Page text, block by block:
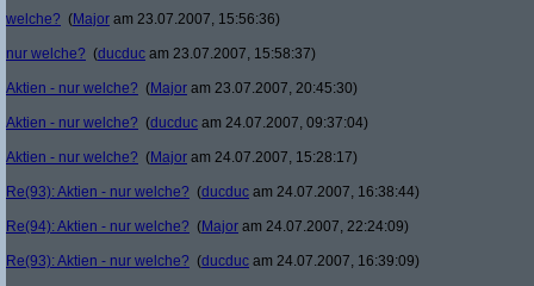
welche? (Major am 23.07.2007, 15:56:36)
nur welche? (ducduc am 23.07.2007, 15:58:37)
Aktien - nur welche? (Major am 23.07.2007, 20:45:30)
Aktien - nur welche? (ducduc am 24.07.2007, 09:37:04)
Aktien - nur welche? (Major am 24.07.2007, 15:28:17)
Re(93): Aktien - nur welche? (ducduc am 24.07.2007, 16:38:44)
Re(94): Aktien - nur welche? (Major am 24.07.2007, 22:24:09)
Re(93): Aktien - nur welche? (ducduc am 24.07.2007, 16:39:09)